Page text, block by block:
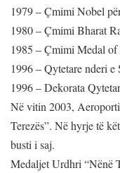
1979 – Çmimi Nobel
1980 – Çmimi Bharat
1985 – Çmimi Medal of
1996 – Qytetare nderi e
1996 – Dekorata
Në vitin 2003,
Terezës”. Në hyrje të
busti i saj.
Medaljet Urdhri “Nënë